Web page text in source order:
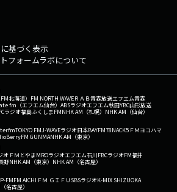
基づく表示
フォームラボについて
北海道） FM NORTH WAVEＲＡＢ青森放送エフエム青森
fm（エフエム仙台） ABSラジオエフエム秋田YBC山形放送
ラジオ福島ふくしまFMNHK AM（札幌） NHK AM（仙台）
TOKYO FMJ-WAVEラジオ日本BAYFM78NACK5 ＦＭヨコハマ
FM GUNMANHK AM（東京）
オ ＦＭとやまMROラジオエフエム石川FBCラジオFM福井
野NHK AM（東京） NHK AM（名古屋）
FMFM AICHI ＦＭ ＧＩＦＵ SBSラジオK-MIX SHIZUOKA
名古屋）